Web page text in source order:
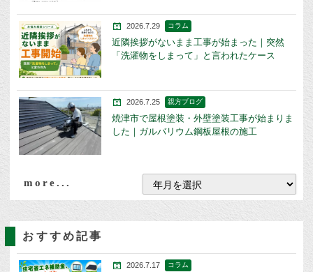
2026.7.29 コラム
近隣挨拶がないまま工事が始まった｜突然
「洗濯物をしまって」と言われたケース
2026.7.25 親方ブログ
焼津市で屋根塗装・外壁塗装工事が始まりま
した｜ガルバリウム鋼板屋根の施工
more...
おすすめ記事
2026.7.17 コラム